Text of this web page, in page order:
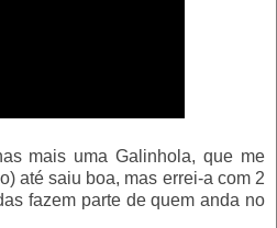
mais uma Galinhola, que me
até saiu boa, mas errei-a com 2
fazem parte de quem anda no